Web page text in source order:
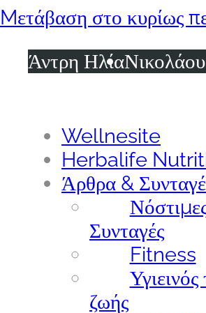
Mετάβαση στο κυρίως
Άντρη Ηλία
Wellnesite
Herbalife
Άρθρα &
Συνταγές
Fitness
ζωής